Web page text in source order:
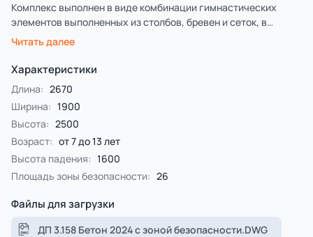
Комплекс выполнен в виде комбинации гимнастических
элементов выполненных из столбов, бревен и сеток, в
совокупности представляющих полосу препятствия.
Предлагается на выбор заказчика два варинта исполнения.
Первый - деревянные столбы и брёвна выполнены из
лиственницы, имеют естественную природную форму,
тщательно отшлифованы и обладают высочайшей
прочностью.
Второй — деревянные столбы и брёвна выполнены из
клееной сосновой древесины с последующим
оцилинриванием, имеет ровную цилиндрическую
поверхность.
Столбы и брёвна покрыты специальной пропиткой,
содержащую антисептики и обеспечивающую
ультрафиолетовую защиту от солнечного воздействия.
Сетки и канаты изготовлены из многожильного
Читать далее
Характеристики
Длина: 2670
Ширина: 1900
Высота: 2500
Возраст: от 7 до 13 лет
Высота падения: 1600
Площадь зоны безопасности: 26
Файлы для загрузки
ДП 3.158 Бетон 2024 с зоной безопасности.DWG